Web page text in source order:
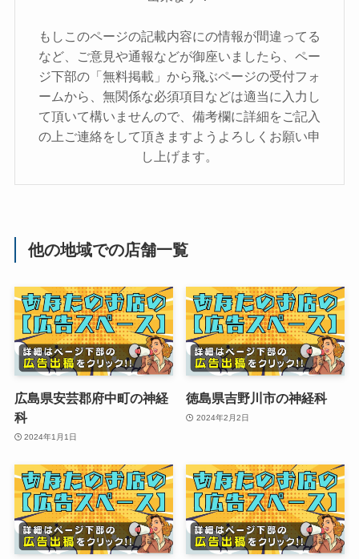
もしこのページの記載内容にの情報が間違ってる
など、ご意見や通報などが御座いましたら、ペー
ジ下部の「無料掲載」から飛ぶページの受付フォ
ームから、無関係な必須項目などは適当に入力し
て頂いて構いませんので、備考欄に詳細をご記入
の上ご連絡をして頂きますようよろしくお願い申
し上げます。
他の地域での店舗一覧
広島県安芸郡府中町の神経
科
2024年1月1日
徳島県吉野川市の神経科
2024年2月2日